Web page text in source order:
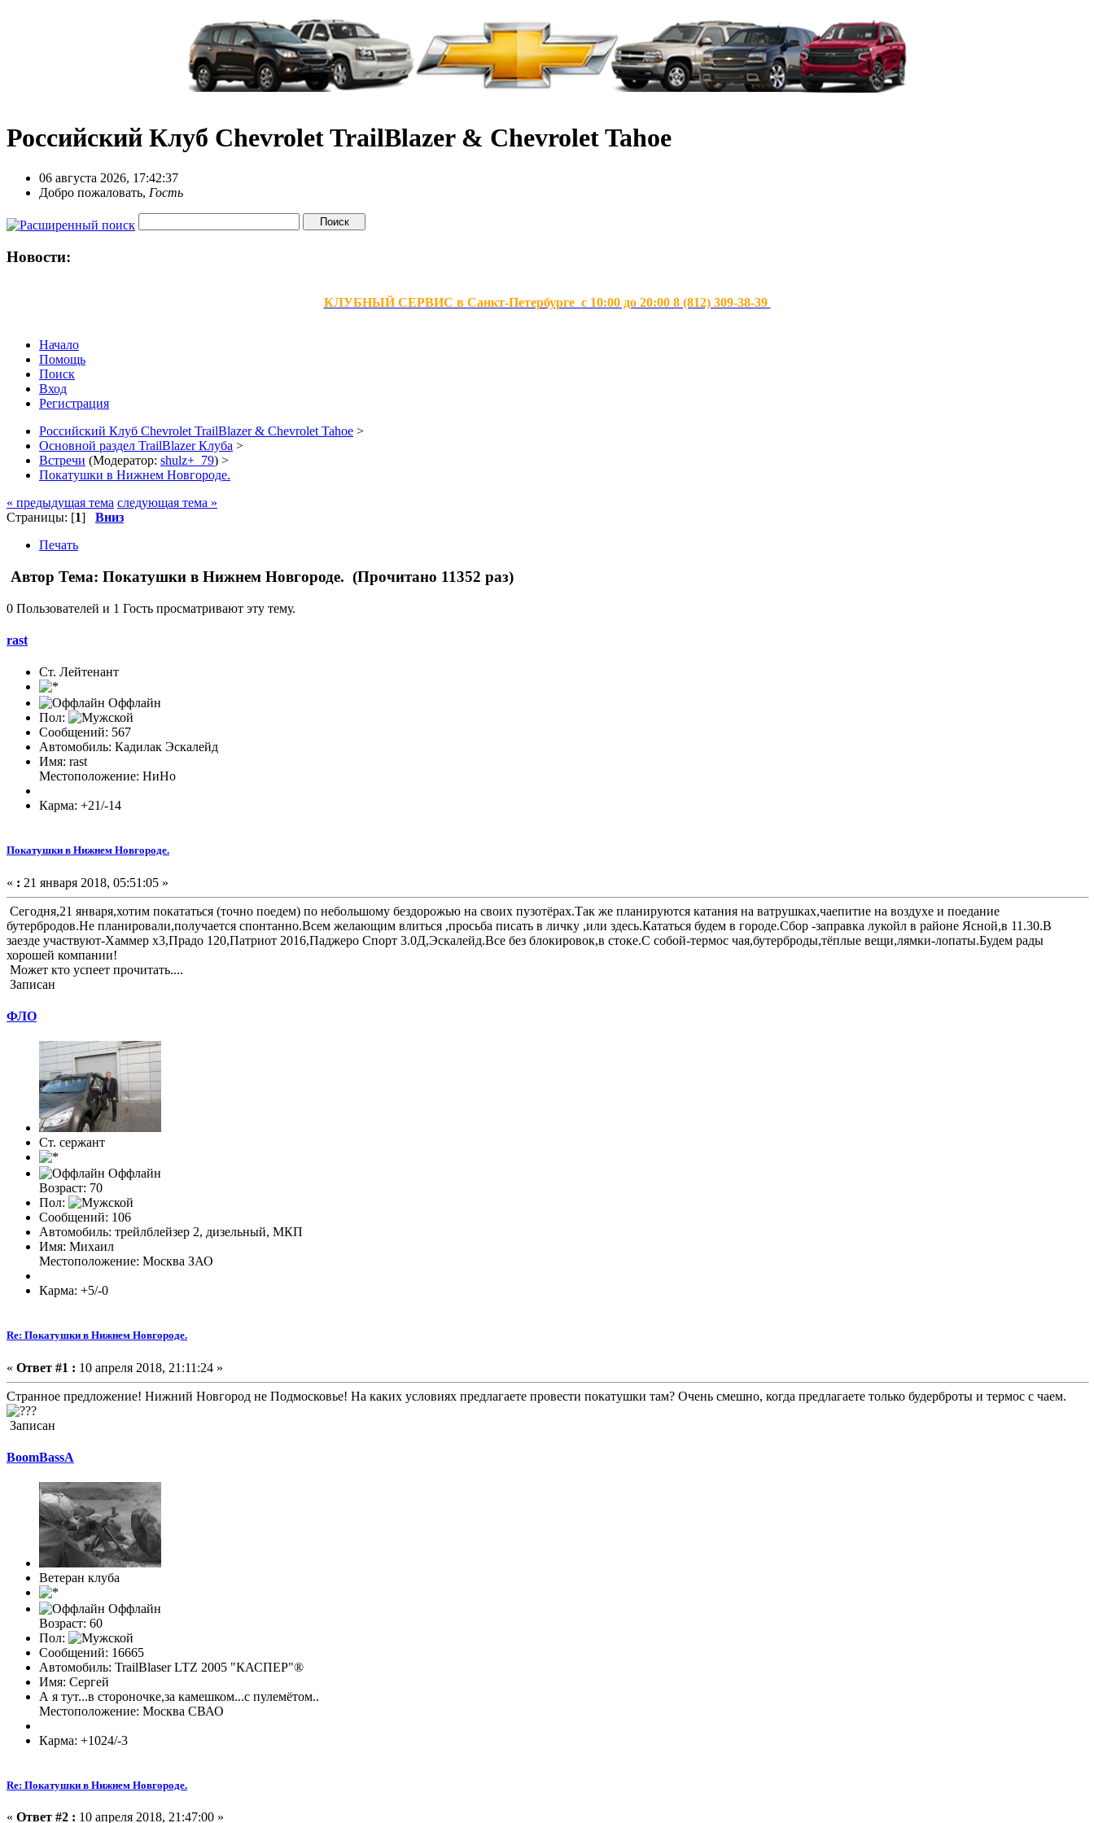
Российский Клуб Chevrolet TrailBlazer & Chevrolet Tahoe
06 августа 2026, 17:42:37
Добро пожаловать, Гость
Новости:
КЛУБНЫЙ СЕРВИС в Санкт-Петербурге с 10:00 до 20:00 8 (812) 309-38-39
Начало
Помощь
Поиск
Вход
Регистрация
Российский Клуб Chevrolet TrailBlazer & Chevrolet Tahoe >
Основной раздел TrailBlazer Клуба >
Встречи (Модератор: shulz+_79) >
Покатушки в Нижнем Новгороде.
« предыдущая тема следующая тема »
Страницы: [1] Вниз
Печать
Автор Тема: Покатушки в Нижнем Новгороде. (Прочитано 11352 раз)
0 Пользователей и 1 Гость просматривают эту тему.
rast
Ст. Лейтенант
Оффлайн
Пол:
Сообщений: 567
Автомобиль: Кадилак Эскалейд
Имя: rast
Местоположение: НиНо
Карма: +21/-14
Покатушки в Нижнем Новгороде.
« : 21 января 2018, 05:51:05 »
Сегодня,21 января,хотим покататься (точно поедем) по небольшому бездорожью на своих пузотёрах.Так же планируются катания на ватрушках,чаепитие на воздухе и поедание
бутербродов.Не планировали,получается спонтанно.Всем желающим влиться ,просьба писать в личку ,или здесь.Кататься будем в городе.Сбор -заправка лукойл в районе Ясной,в 11.30.В
заезде участвуют-Хаммер х3,Прадо 120,Патриот 2016,Паджеро Спорт 3.0Д,Эскалейд.Все без блокировок,в стоке.С собой-термос чая,бутерброды,тёплые вещи,лямки-лопаты.Будем рады
хорошей компании!
Может кто успеет прочитать....
Записан
ФЛО
Ст. сержант
Оффлайн
Возраст: 70
Пол:
Сообщений: 106
Автомобиль: трейлблейзер 2, дизельный, МКП
Имя: Михаил
Местоположение: Москва ЗАО
Карма: +5/-0
Re: Покатушки в Нижнем Новгороде.
« Ответ #1 : 10 апреля 2018, 21:11:24 »
Странное предложение! Нижний Новгород не Подмосковье! На каких условиях предлагаете провести покатушки там? Очень смешно, когда предлагаете только будерброты и термос с чаем.
Записан
BoomBassA
Ветеран клуба
Оффлайн
Возраст: 60
Пол:
Сообщений: 16665
Автомобиль: TrailBlaser LTZ 2005 "КАСПЕР"®
Имя: Сергей
А я тут...в стороночке,за камешком...с пулемётом..
Местоположение: Москва СВАО
Карма: +1024/-3
Re: Покатушки в Нижнем Новгороде.
« Ответ #2 : 10 апреля 2018, 21:47:00 »